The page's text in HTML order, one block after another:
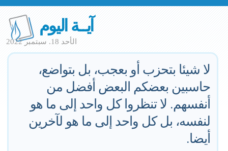
آيــة اليوم
الأحد 18. سبتمبر 2022
لا شيئا بتحزب أو بعجب، بل بتواضع،
حاسبين بعضكم البعض أفضل من
أنفسهم. لا تنظروا كل واحد إلى ما هو
لنفسه، بل كل واحد إلى ما هو لآخرين
أيضا.